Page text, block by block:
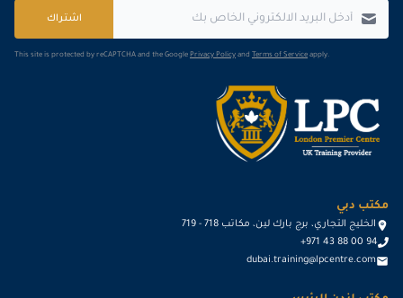
اشتراك
This site is protected by reCAPTCHA and the Google Privacy Policy and Terms of Service apply.
مكتب دبي
الخليج التجاري، برج بارك لين، مكاتب 718 - 719
+971 43 88 00 94
dubai.training@lpcentre.com